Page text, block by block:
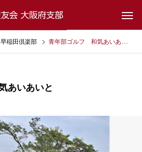
稲田倶楽部 青年部ゴルフ 和気あいあいと
あいあいと